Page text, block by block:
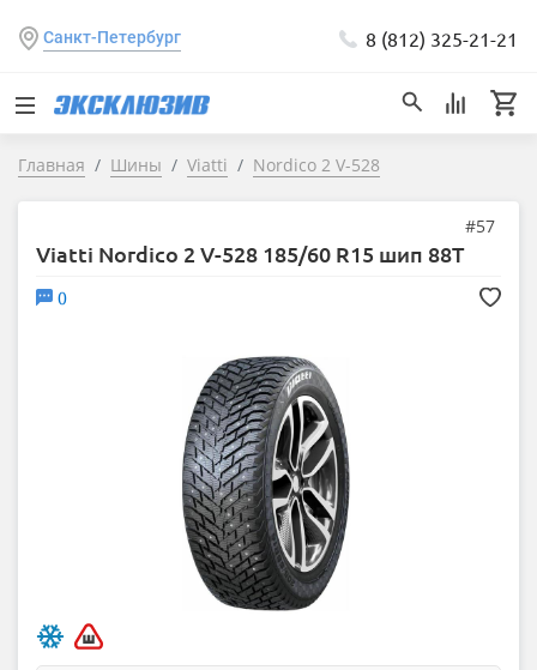
Санкт-Петербург 8 (812) 325-21-21
Главная Шины Viatti Nordico 2 V-528
#57
Viatti Nordico 2 V-528 185/60 R15 шип 88T
0